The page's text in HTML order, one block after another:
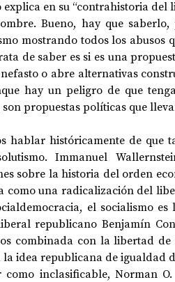
explica en su “contrahistoria del
Bueno, hay que
mostrando todos los abusos
de saber es si es una
o abre alternativas
hay un peligro de que
propuestas políticas que
hablar históricamente de que
Immanuel
sobre la historia del orden
como una radicalización del
el socialismo
republicano Benjamín
combinada con la libertad
idea republicana de igualdad
como inclasificable, Norman